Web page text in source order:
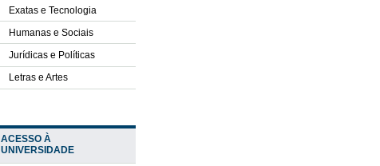
Exatas e Tecnologia
Humanas e Sociais
Jurídicas e Políticas
Letras e Artes
ACESSO À
UNIVERSIDADE